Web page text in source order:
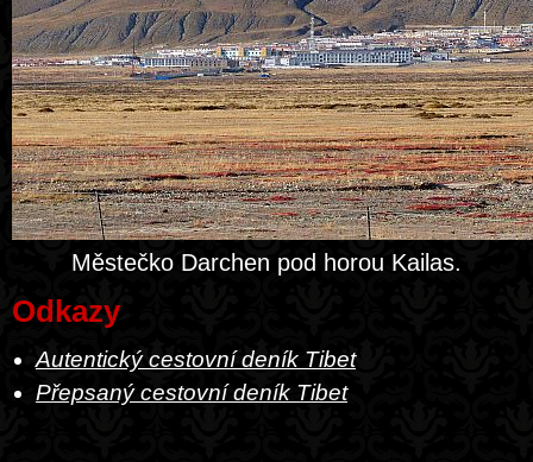
Městečko Darchen pod horou Kailas.
Odkazy
Autentický cestovní deník Tibet
Přepsaný cestovní deník Tibet